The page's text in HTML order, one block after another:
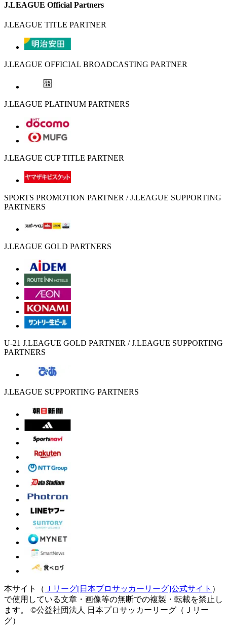
J.LEAGUE Official Partners
J.LEAGUE TITLE PARTNER
J.LEAGUE OFFICIAL BROADCASTING PARTNER
J.LEAGUE PLATINUM PARTNERS
J.LEAGUE CUP TITLE PARTNER
SPORTS PROMOTION PARTNER / J.LEAGUE SUPPORTING
PARTNERS
J.LEAGUE GOLD PARTNERS
U-21 J.LEAGUE GOLD PARTNER / J.LEAGUE SUPPORTING
PARTNERS
J.LEAGUE SUPPORTING PARTNERS
本サイト（ Ｊリーグ[日本プロサッカーリーグ]公式サイト ）
で使用している文章・画像等の無断での複製・転載を禁止し
ます。
©公益社団法人 日本プロサッカーリーグ（Ｊリー
グ）